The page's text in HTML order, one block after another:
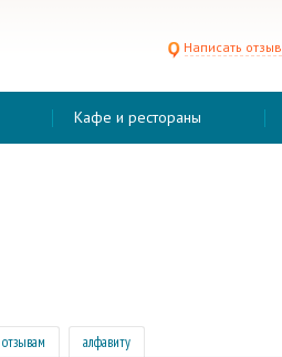
Написать отзыв
Кафе и рестораны
отзывам алфавиту